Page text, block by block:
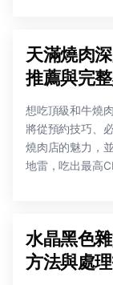
天滿燒肉
推薦與完
想吃頂級和牛燒
將從預約技巧、
燒肉店的魅力，
地雷，吃出最高
水晶黑色
方法與處